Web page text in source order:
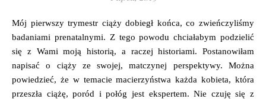
Mój pierwszy trymestr ciąży dobiegł końca, co zwieńczyliśmy
badaniami prenatalnymi. Z tego powodu chciałabym podzielić
się z Wami moją historią, a raczej historiami. Postanowiłam
napisać o ciąży ze swojej, matczynej perspektywy. Można
powiedzieć, że w temacie macierzyństwa każda kobieta, która
przeszła ciążę, poród i połóg jest ekspertem. Nie czuję się z